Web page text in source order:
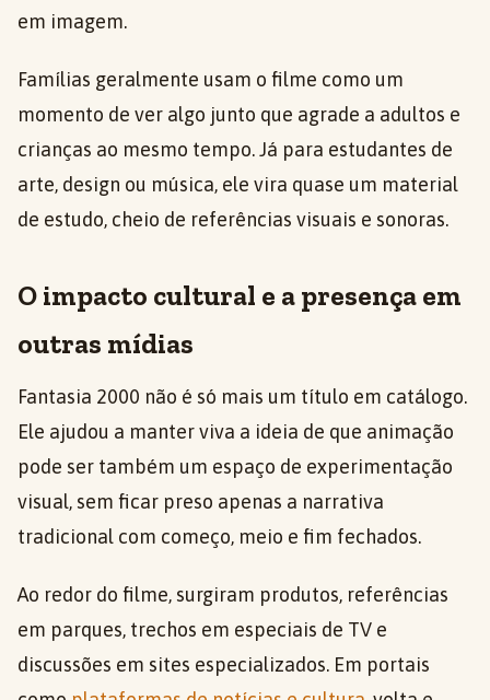
em imagem.
Famílias geralmente usam o filme como um
momento de ver algo junto que agrade a adultos e
crianças ao mesmo tempo. Já para estudantes de
arte, design ou música, ele vira quase um material
de estudo, cheio de referências visuais e sonoras.
O impacto cultural e a presença em
outras mídias
Fantasia 2000 não é só mais um título em catálogo.
Ele ajudou a manter viva a ideia de que animação
pode ser também um espaço de experimentação
visual, sem ficar preso apenas a narrativa
tradicional com começo, meio e fim fechados.
Ao redor do filme, surgiram produtos, referências
em parques, trechos em especiais de TV e
discussões em sites especializados. Em portais